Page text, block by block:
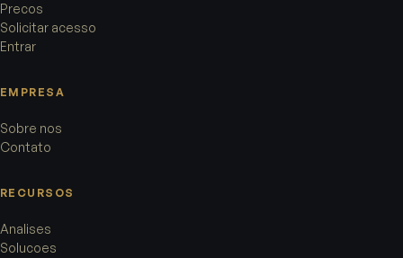
Precos
Solicitar acesso
Entrar
EMPRESA
Sobre nos
Contato
RECURSOS
Analises
Solucoes